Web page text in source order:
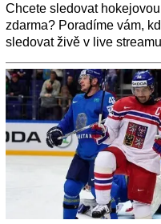
Chcete sledovat
zdarma? Poradíme vám,
sledovat živě v live